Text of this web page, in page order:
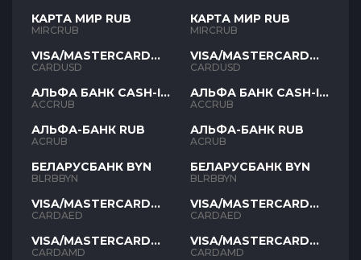
КАРТА МИР RUB
MIRCRUB
VISA/MASTERCARD
USD
CARDUSD
АЛЬФА БАНК CASH-IN
RUB
ACCRUB
АЛЬФА-БАНК RUB
ACRUB
БЕЛАРУСБАНК BYN
BLRBBYN
VISA/MASTERCARD
AED
CARDAED
VISA/MASTERCARD
AMD
CARDAMD
КАРТА МИР RUB
MIRCRUB
VISA/MASTERCARD
USD
CARDUSD
АЛЬФА БАНК CASH-IN
RUB
ACCRUB
АЛЬФА-БАНК RUB
ACRUB
БЕЛАРУСБАНК BYN
BLRBBYN
VISA/MASTERCARD
AED
CARDAED
VISA/MASTERCARD
AMD
CARDAMD